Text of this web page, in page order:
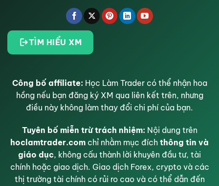
TÌM HIỂU XM
Công bố affiliate: Học Làm Trader có thể nhận hoa
hồng nếu bạn đăng ký XM qua liên kết trên, nhưng
điều này không làm thay đổi chi phí của bạn.
Tuyên bố miễn trừ trách nhiệm: Nội dung trên
hoclamtrader.com chỉ nhằm mục đích thông tin và
giáo dục, không cấu thành lời khuyên đầu tư, tài
chính hoặc giao dịch. Giao dịch Forex, crypto và các
thị trường tài chính có rủi ro cao và có thể dẫn đến